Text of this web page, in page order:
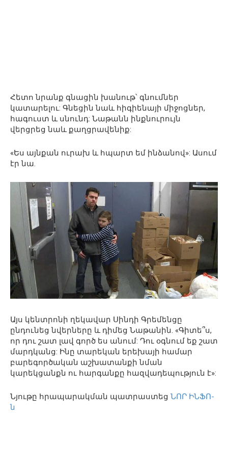
Հետո նրանք գնացին խանութ՝ գնումներ
կատարելու: Գնեցին նաև հիգիենայի միջոցներ,
հագուստ և սնունդ: Նաթանն ինքնուրույն
վերցրեց նաև քաղցրավենիք:
«Ես այնքան ուրախ և հպարտ եմ ինձանով»: Ասում
էր նա.
Այս կենտրոնի ղեկավար Սինդի Գրեմենցը
ընդունեց նվերները և դիմեց Նաթանին. «Գիտե՞ս,
որ դու շատ լավ գործ ես անում: Դու օգնում եք շատ
մարդկանց: Ինը տարեկան երեխայի համար
բարեգործական աշխատանքի նման
կարեկցանքն ու հարգանքը հազվադեպություն է»:
Նյութը հրապարակման պատրաստեց ՆՈՐ ԻՆՖՈ-
ն